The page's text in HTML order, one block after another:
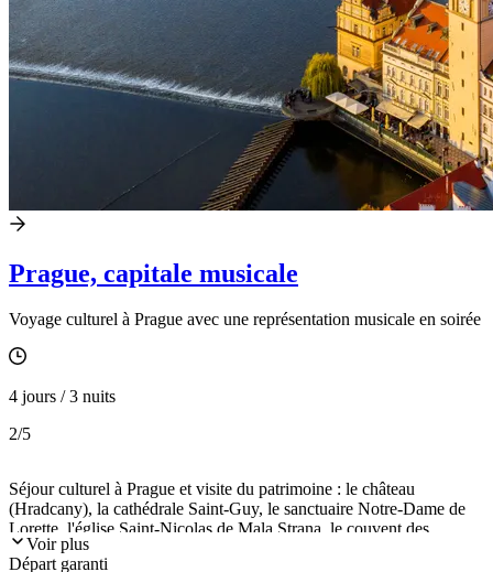
Prague, capitale musicale
Voyage culturel à Prague avec une représentation musicale en soirée
4 jours / 3 nuits
2/5
Séjour culturel à Prague et visite du patrimoine : le château
(Hradcany), la cathédrale Saint-Guy, le sanctuaire Notre-Dame de
Lorette, l'église Saint-Nicolas de Mala Strana, le couvent des
Prémontrés de Strahov, les palais Lobkowicz, l'ancienne cité juive,
Voir plus
Départ garanti